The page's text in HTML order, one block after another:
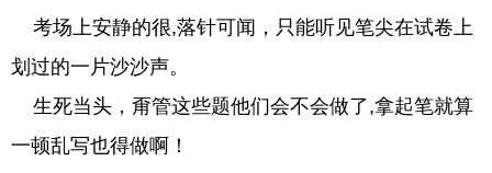
考场上安静的很,落针可闻，只能听见笔尖在试卷上
划过的一片沙沙声。
生死当头，甭管这些题他们会不会做了,拿起笔就算
一顿乱写也得做啊！